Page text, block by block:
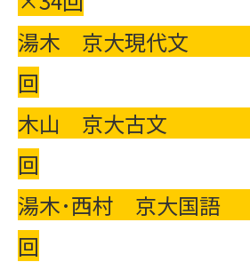
湯木 京大現代
回
木山 京大古
回
湯木･西村 京大国
回